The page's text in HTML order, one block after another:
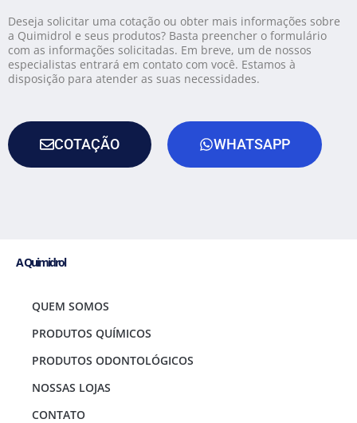
Deseja solicitar uma cotação ou obter mais informações sobre
a Quimidrol e seus produtos? Basta preencher o formulário
com as informações solicitadas. Em breve, um de nossos
especialistas entrará em contato com você. Estamos à
disposição para atender as suas necessidades.
COTAÇÃO WHATSAPP
A Quimidrol
QUEM SOMOS
PRODUTOS QUÍMICOS
PRODUTOS ODONTOLÓGICOS
NOSSAS LOJAS
CONTATO